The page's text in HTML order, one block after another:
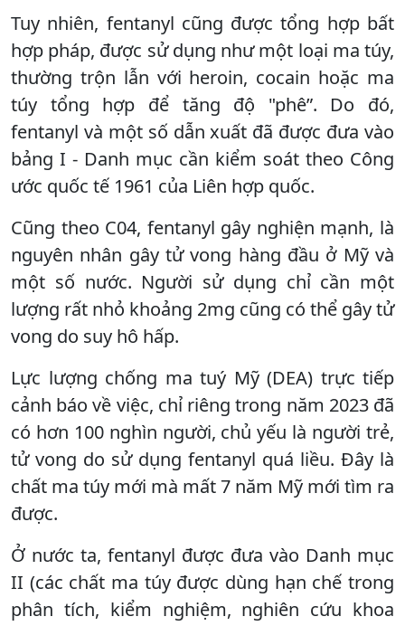
Tuy nhiên, fentanyl cũng được tổng hợp bất
hợp pháp, được sử dụng như một loại ma túy,
thường trộn lẫn với heroin, cocain hoặc ma
túy tổng hợp để tăng độ "phê”. Do đó,
fentanyl và một số dẫn xuất đã được đưa vào
bảng I - Danh mục cần kiểm soát theo Công
ước quốc tế 1961 của Liên hợp quốc.
Cũng theo C04, fentanyl gây nghiện mạnh, là
nguyên nhân gây tử vong hàng đầu ở Mỹ và
một số nước. Người sử dụng chỉ cần một
lượng rất nhỏ khoảng 2mg cũng có thể gây tử
vong do suy hô hấp.
Lực lượng chống ma tuý Mỹ (DEA) trực tiếp
cảnh báo về việc, chỉ riêng trong năm 2023 đã
có hơn 100 nghìn người, chủ yếu là người trẻ,
tử vong do sử dụng fentanyl quá liều. Đây là
chất ma túy mới mà mất 7 năm Mỹ mới tìm ra
được.
Ở nước ta, fentanyl được đưa vào Danh mục
II (các chất ma túy được dùng hạn chế trong
phân tích, kiểm nghiệm, nghiên cứu khoa